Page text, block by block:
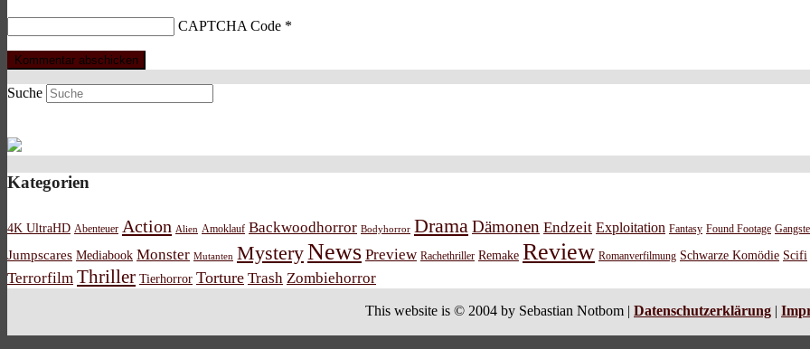
CAPTCHA Code *
Suche
Kategorien
4K UltraHD Abenteuer Action Alien Amoklauf Backwoodhorror Bodyhorror DramaDämonen Endzeit Exploitation Fantasy Found Footage
Jumpscares Mediabook Monster Mutanten MysteryNews Preview Rachethriller Remake Review Romanverfilmung Schwarze Komödie Scifi
Terrorfilm Thriller Tierhorror Torture Trash Zombiehorror
This website is © 2004 by Sebastian Notbom | Datenschutzerklärung |